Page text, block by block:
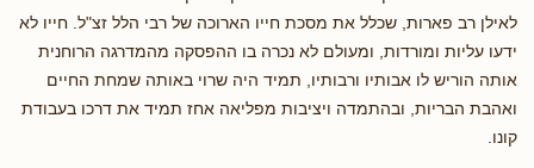
לאילן רב פארות, שכלל את מסכת חייו הארוכה של רבי הלל זצ"ל. חייו לא
ידעו עליות ומורדות, ומעולם לא נכרה בו ההפסקה מהמדרגה הרוחנית
אותה הוריש לו אבותיו ורבותיו, תמיד היה שרוי באותה שמחת החיים
ואהבת הבריות, ובהתמדה ויציבות מפליאה אחז תמיד את דרכו בעבודת
קונו.